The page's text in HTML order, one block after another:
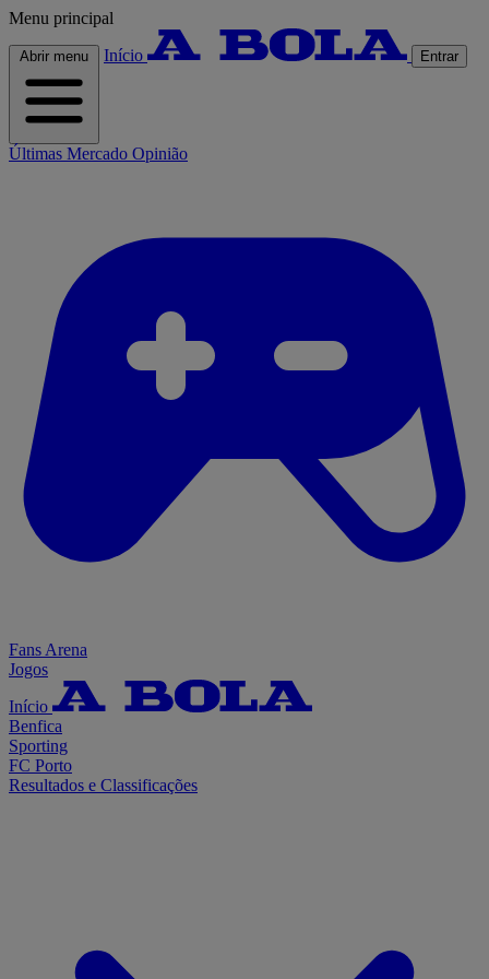
Menu principal
Abrir menu Início Entrar
Últimas Mercado Opinião
Fans Arena
Jogos
Início
Benfica
Sporting
FC Porto
Resultados e Classificações